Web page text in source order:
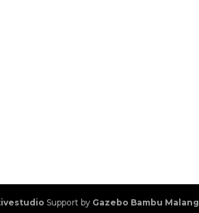
Support by Gazebo Bambu Malang